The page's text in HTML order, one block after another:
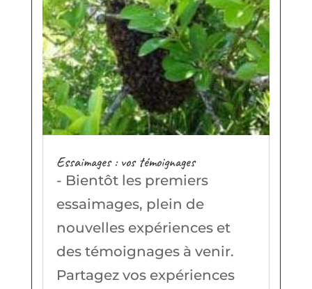
Essaimages : vos témoignages
- Bientôt les premiers
essaimages, plein de
nouvelles expériences et
des témoignages à venir.
Partagez vos expériences